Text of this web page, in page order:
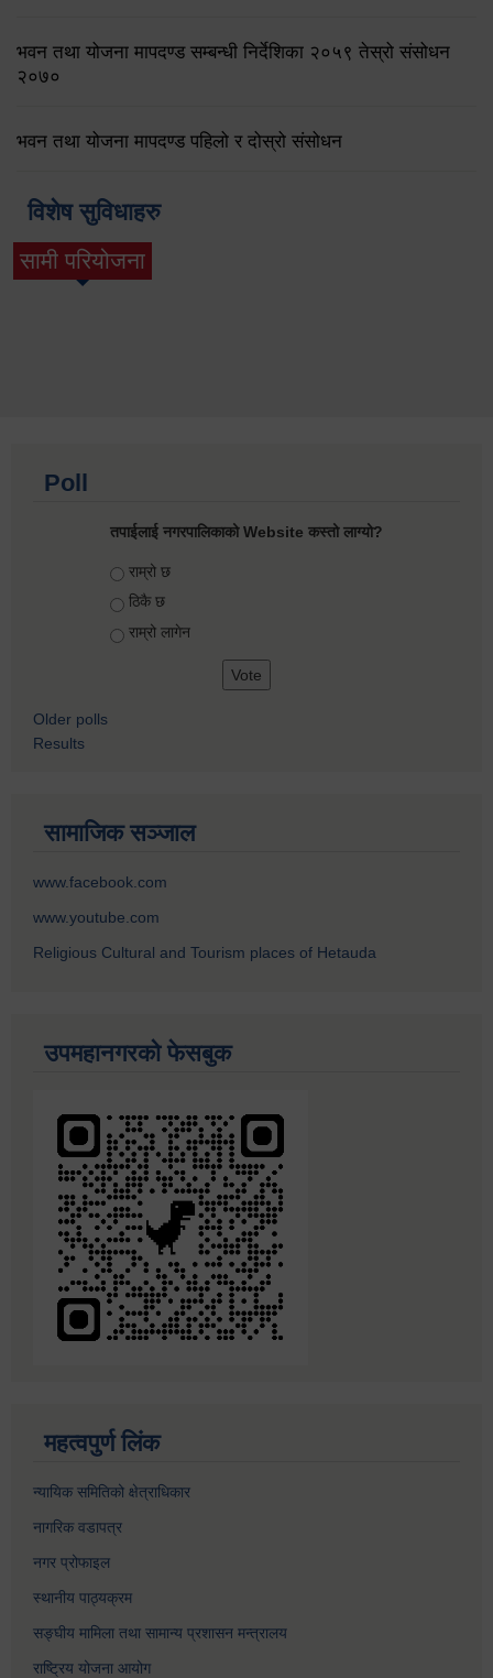
भवन तथा योजना मापदण्ड सम्बन्धी निर्देशिका २०५९ तेस्रो संसोधन
२०७०
भवन तथा योजना मापदण्ड पहिलो र दोस्रो संसोधन
विशेष सुविधाहरु
सामी परियोजना
(active tab)
Poll
तपाईलाई नगरपालिकाको Website कस्तो लाग्यो?
Choices
राम्रो छ
ठिकै छ
राम्रो लागेन
Older polls
Results
सामाजिक सञ्जाल
www.facebook.com
www.youtube.com
Religious Cultural and Tourism places of Hetauda
उपमहानगरको फेसबुक
महत्वपुर्ण लिंक
न्यायिक समितिको क्षेत्राधिकार
नागरिक वडापत्र
नगर प्रोफाइल
स्थानीय पाठ्यक्रम
सङ्घीय मामिला तथा सामान्य प्रशासन मन्त्रालय
राष्ट्रिय योजना आयोग